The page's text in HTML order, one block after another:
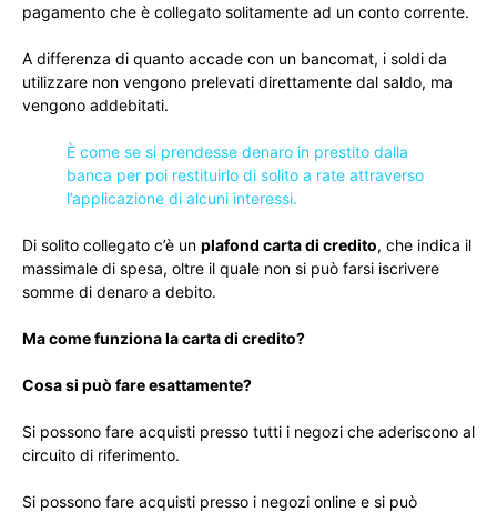
pagamento che è collegato solitamente ad un conto corrente.
A differenza di quanto accade con un bancomat, i soldi da
utilizzare non vengono prelevati direttamente dal saldo, ma
vengono addebitati.
È come se si prendesse denaro in prestito dalla
banca per poi restituirlo di solito a rate attraverso
l’applicazione di alcuni interessi.
Di solito collegato c’è un plafond carta di credito, che indica il
massimale di spesa, oltre il quale non si può farsi iscrivere
somme di denaro a debito.
Ma come funziona la carta di credito?
Cosa si può fare esattamente?
Si possono fare acquisti presso tutti i negozi che aderiscono al
circuito di riferimento.
Si possono fare acquisti presso i negozi online e si può